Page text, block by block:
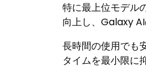
特に最上位モデル
向上し、Galaxy
長時間の使用でも
タイムを最小限に